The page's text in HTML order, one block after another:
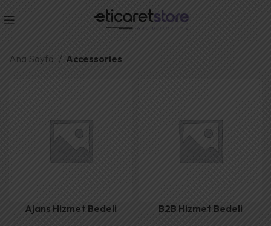
Ana Sayfa Accessories
Ajans Hizmet Bedeli B2B Hizmet Bedeli